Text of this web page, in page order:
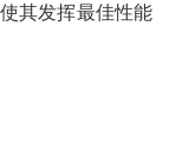
其发挥最佳性能